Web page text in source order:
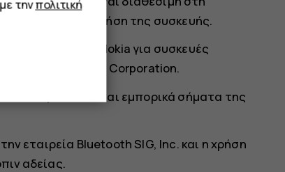
εκ μέρους σας χρήση της συσκευής.
της επωνυμίας Nokia για συσκευές
της Nokia Corporation.
και λογότυπα είναι εμπορικά σήματα της
εταιρεία Bluetooth SIG, Inc. και η χρήση
αδείας.
τηνπολιτική